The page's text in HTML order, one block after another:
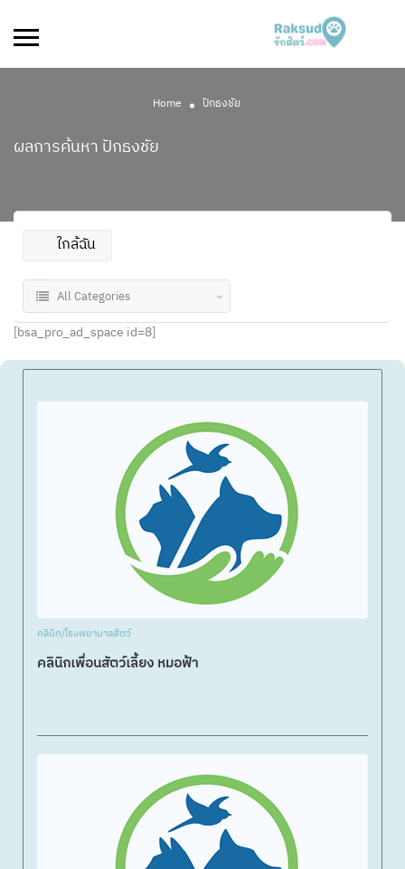
Home ปักธงชัย
ผลการค้นหา ปักธงชัย
ใกล้ฉัน
All Categories
[bsa_pro_ad_space id=8]
คลินิก/โรงพยาบาลสัตว์
คลินิกเพื่อนสัตว์เลี้ยง หมอฟ้า